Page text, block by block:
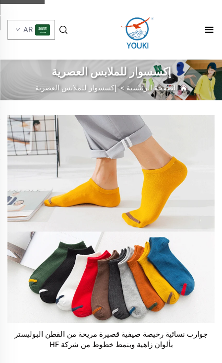
AR
إكسسوار للملابس العصرية
الصفحة الرئيسية >إكسسوار للملابس العصرية
جوارب نسائية رخيصة صيفية قصيرة مريحة من القطن البوليستر
بألوان زاهية وبنمط خطوط من شركة HF